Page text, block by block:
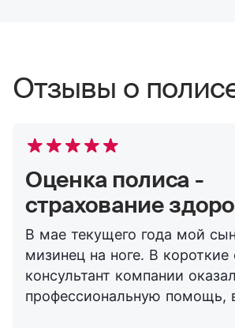
Отзывы о
Оценка полиса -
страхование
В мае текущего года мой
мизинец на ноге. В короткие
консультант компании
профессиональную помощь,